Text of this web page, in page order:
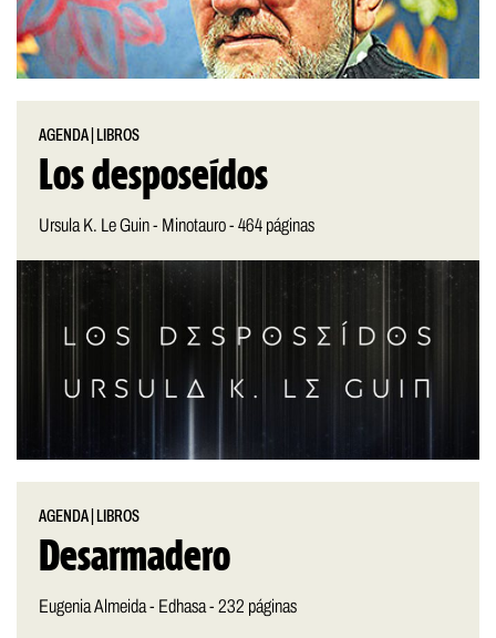
AGENDA LIBROS
Los desposeídos
Ursula K. Le Guin - Minotauro - 464 páginas
AGENDA LIBROS
Desarmadero
Eugenia Almeida - Edhasa - 232 páginas